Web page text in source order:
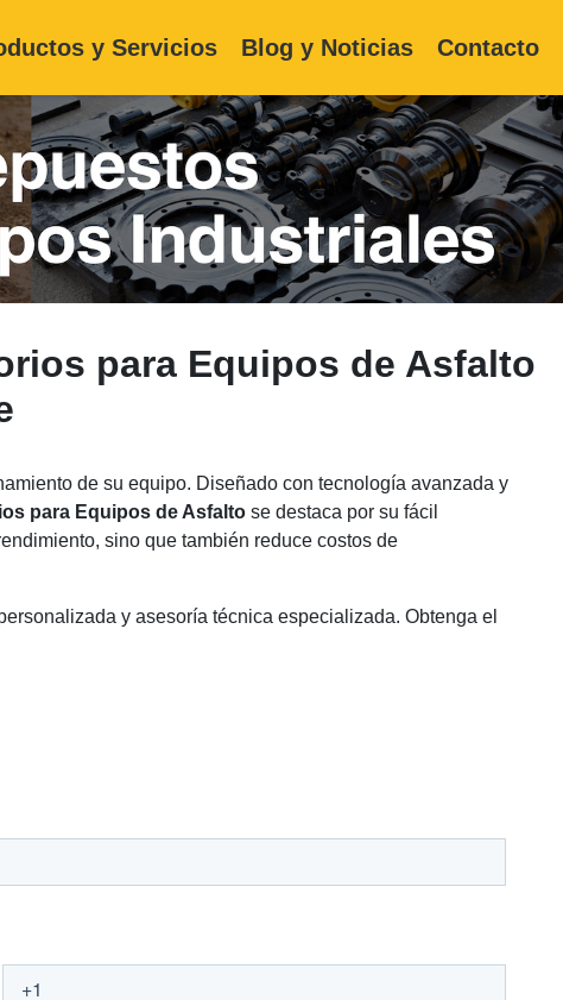
y Servicios Blog y Noticias Contacto
para Equipos de Asfalto
de su equipo. Diseñado con tecnología avanzada y
para Equipos de Asfalto se destaca por su fácil
sino que también reduce costos de
y asesoría técnica especializada. Obtenga el